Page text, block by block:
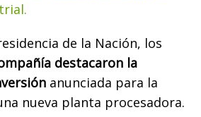
de la Nación, los
destacaron la
anunciada para la
nueva planta procesadora.